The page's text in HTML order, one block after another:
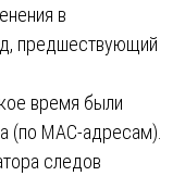
в
предшествующий
время были
(по MAC-адресам).
следов